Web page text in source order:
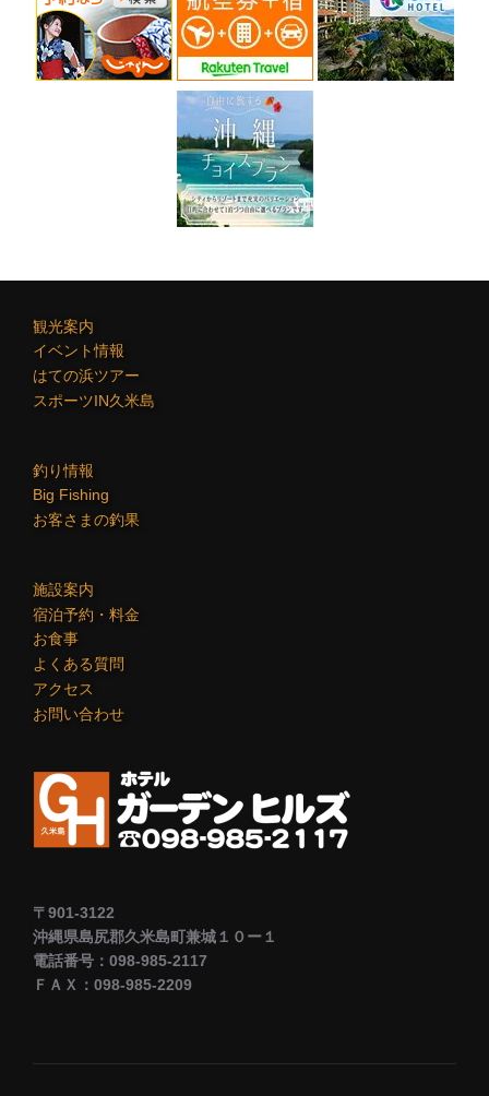
観光案内
イベント情報
はての浜ツアー
スポーツIN久米島
釣り情報
Big Fishing
お客さまの釣果
施設案内
宿泊予約・料金
お食事
よくある質問
アクセス
お問い合わせ
〒901-3122
沖縄県島尻郡久米島町兼城１０ー１
電話番号：098-985-2117
ＦＡＸ：098-985-2209